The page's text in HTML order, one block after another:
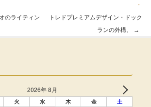
・
のライティン
トレドプレミアムデザイン・ドック
ランの外構。
→
2026年 8月
火 水 木 金 土